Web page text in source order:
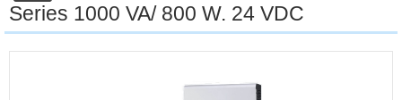
Series 1000 VA/ 800 W. 24 VDC